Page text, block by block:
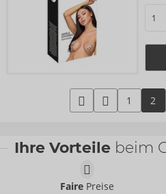
1 2
Ihre Vorteile beim
FairePreise